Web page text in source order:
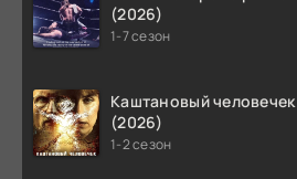
(2026)
1-7 сезон
Каштановый человечек
(2026)
1-2 сезон